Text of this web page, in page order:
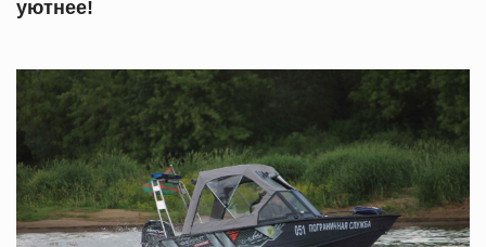
уютнее!